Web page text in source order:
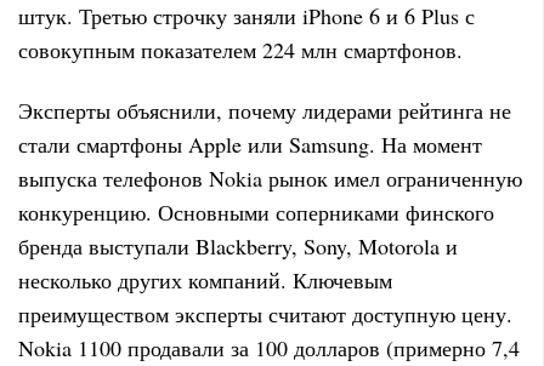
штук. Третью строчку заняли iPhone 6 и 6 Plus с
совокупным показателем 224 млн смартфонов.
Эксперты объяснили, почему лидерами рейтинга не
стали смартфоны Apple или Samsung. На момент
выпуска телефонов Nokia рынок имел ограниченную
конкуренцию. Основными соперниками финского
бренда выступали Blackberry, Sony, Motorola и
несколько других компаний. Ключевым
преимуществом эксперты считают доступную цену.
Nokia 1100 продавали за 100 долларов (примерно 7,4